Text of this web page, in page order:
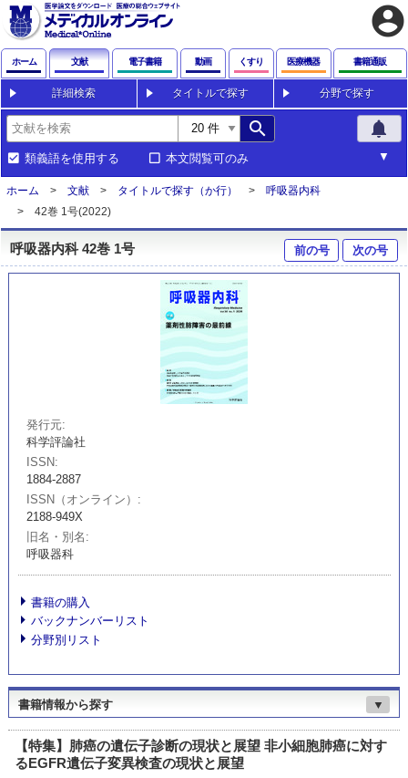
account_circle
ホーム 文献 電子書籍 動画 くすり 医療機器 書籍通販
詳細検索 タイトルで探す 分野で探す
search notifications
類義語を使用する 本文閲覧可のみ
ホーム 文献 タイトルで探す（か行）
呼吸器内科
42巻 1号(2022)
呼吸器内科 42巻 1号 前の号 次の号
発行元
科学評論社
ISSN
1884-2887
ISSN（オンライン）
2188-949X
旧名・別名
呼吸器科
書籍の購入
バックナンバーリスト
分野別リスト
書籍情報から探す ▼
【特集】肺癌の遺伝子診断の現状と展望 非小細胞肺癌に対す
るEGFR遺伝子変異検査の現状と展望